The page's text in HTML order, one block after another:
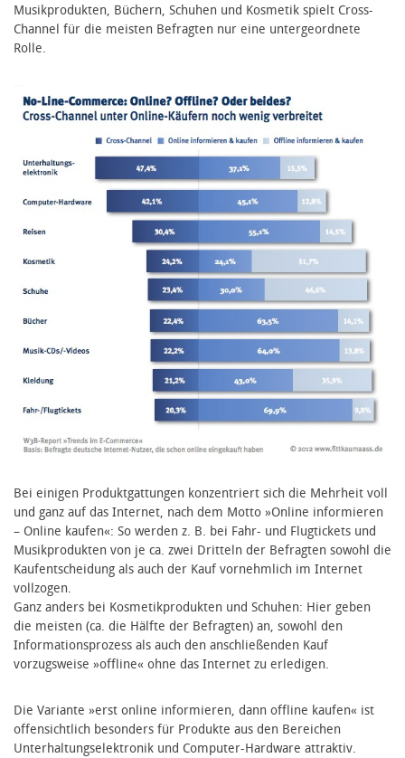
Musikprodukten, Büchern, Schuhen und Kosmetik spielt Cross-
Channel für die meisten Befragten nur eine untergeordnete
Rolle.
Bei einigen Produktgattungen konzentriert sich die Mehrheit voll
und ganz auf das Internet, nach dem Motto »Online informieren
– Online kaufen«: So werden z. B. bei Fahr- und Flugtickets und
Musikprodukten von je ca. zwei Dritteln der Befragten sowohl die
Kaufentscheidung als auch der Kauf vornehmlich im Internet
vollzogen.
Ganz anders bei Kosmetikprodukten und Schuhen: Hier geben
die meisten (ca. die Hälfte der Befragten) an, sowohl den
Informationsprozess als auch den anschließenden Kauf
vorzugsweise »offline« ohne das Internet zu erledigen.
Die Variante »erst online informieren, dann offline kaufen« ist
offensichtlich besonders für Produkte aus den Bereichen
Unterhaltungselektronik und Computer-Hardware attraktiv.